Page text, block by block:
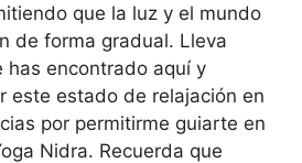
que la luz y el mundo
de forma gradual. Lleva
has encontrado aquí y
este estado de relajación en
por permitirme guiarte en
Nidra. Recuerda que